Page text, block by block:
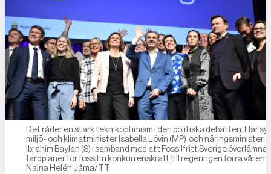
Det råder en stark teknikoptimism i den politiska debatten. Här
miljö- och klimatminister Isabella Lövin (MP) och näringsminister
Ibrahim Baylan (S) i samband med att Fossilfritt Sverige
färdplaner för fossilfri konkurrenskraft till regeringen förra våren.
Naina Helén Jåma/TT